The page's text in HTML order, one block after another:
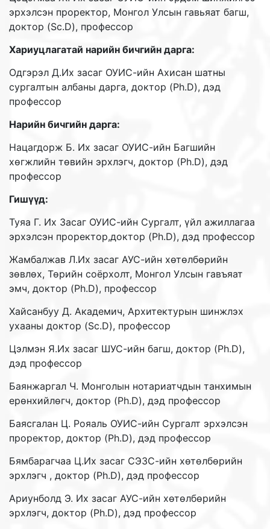
эрхэлсэн проректор, Монгол Улсын гавьяат багш,
доктор (Sc.D), профессор
Хариуцлагатай нарийн бичгийн дарга:
Одгэрэл Д.Их засаг ОУИС-ийн Ахисан шатны
сургалтын албаны дарга, доктор (Ph.D), дэд
профессор
Нарийн бичгийн дарга:
Нацагдорж Б. Их засаг ОУИС-ийн Багшийн
хөгжлийн төвийн эрхлэгч, доктор (Ph.D), дэд
профессор
Гишүүд:
Туяа Г. Их Засаг ОУИС-ийн Сургалт, үйл ажиллагаа
эрхэлсэн проректор,доктор (Ph.D), дэд профессор
Жамбалжав Л.Их засаг АУС-ийн хөтөлбөрийн
зөвлөх, Төрийн соёрхолт, Монгол Улсын гавъяат
эмч, доктор (Ph.D), профессор
Хайсанбуу Д. Академич, Архитектурын шинжлэх
ухааны доктор (Sc.D), профессор
Цэлмэн Я.Их засаг ШУС-ийн багш, доктор (Ph.D),
дэд профессор
Баянжаргал Ч. Монголын нотариатчдын танхимын
ерөнхийлөгч, доктор (Ph.D), дэд профессор
Баясгалан Ц. Рояаль ОУИС-ийн Сургалт эрхэлсэн
проректор, доктор (Ph.D), дэд профессор
Бямбарагчаа Ц.Их засаг СЭЗС-ийн хөтөлбөрийн
эрхлэгч , доктор (Ph.D), дэд профессор
Ариунболд Э. Их засаг АУС-ийн хөтөлбөрийн
эрхлэгч, доктор (Ph.D), дэд профессор